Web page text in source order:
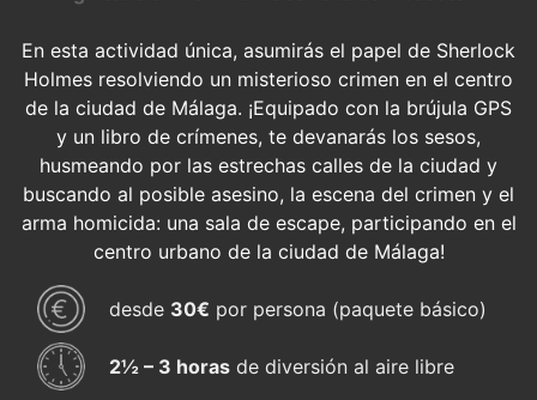
En esta actividad única, asumirás el papel de Sherlock
Holmes resolviendo un misterioso crimen en el centro
de la ciudad de Málaga. ¡Equipado con la brújula GPS
y un libro de crímenes, te devanarás los sesos,
husmeando por las estrechas calles de la ciudad y
buscando al posible asesino, la escena del crimen y el
arma homicida: una sala de escape, participando en el
centro urbano de la ciudad de Málaga!
desde 30€ por persona (paquete básico)
2½ – ​​3 horas de diversión al aire libre